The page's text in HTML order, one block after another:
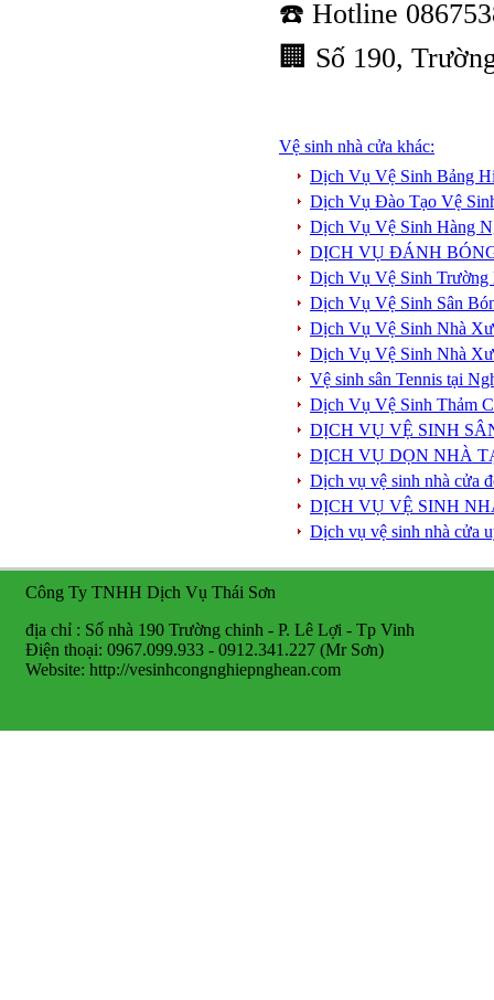
☎️ Hotline
🏢 Số 190,
Vệ sinh nhà cửa khác:
Dịch Vụ Vệ Sinh Bảng
Dịch Vụ Đào Tạo Vệ
Dịch Vụ Vệ Sinh Hàng
DỊCH VỤ ĐÁNH
Dịch Vụ Vệ Sinh
Dịch Vụ Vệ Sinh Sân
Dịch Vụ Vệ Sinh Nhà
Dịch Vụ Vệ Sinh Nhà
Vệ sinh sân Tennis tại
Dịch Vụ Vệ Sinh Thảm
DỊCH VỤ VỆ SINH
DỊCH VỤ DỌN NHÀ
Dịch vụ vệ sinh nhà cửa
DỊCH VỤ VỆ SINH
Dịch vụ vệ sinh nhà cửa
Công Ty TNHH Dịch Vụ Thái Sơn
địa chỉ : Số nhà 190 Trường chinh - P. Lê Lợi - Tp Vinh
Điện thoại: 0967.099.933 - 0912.341.227 (Mr Sơn)
Website: http://vesinhcongnghiepnghean.com